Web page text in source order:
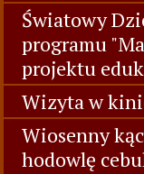
Światowy
programu
projektu
Wizyta w
Wiosenny
hodowlę